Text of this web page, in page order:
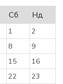
Сб Нд
1
2
8
9
15
16
22
23